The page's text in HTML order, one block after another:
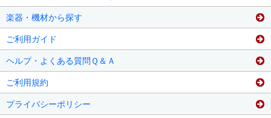
楽器・機材から探す
ご利用ガイド
ヘルプ・よくある質問Ｑ＆Ａ
ご利用規約
プライバシーポリシー